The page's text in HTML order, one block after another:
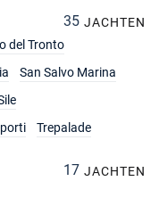
35 JACHTEN
del Tronto
San Salvo Marina
Trepalade
17 JACHTEN